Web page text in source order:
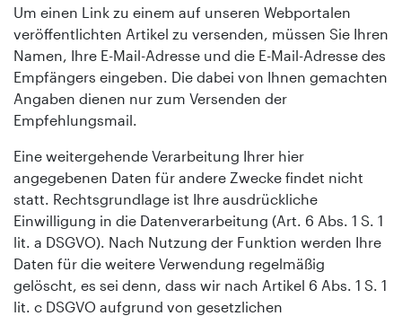
Um einen Link zu einem auf unseren Webportalen
veröffentlichten Artikel zu versenden, müssen Sie Ihren
Namen, Ihre E-Mail-Adresse und die E-Mail-Adresse des
Empfängers eingeben. Die dabei von Ihnen gemachten
Angaben dienen nur zum Versenden der
Empfehlungsmail.
Eine weitergehende Verarbeitung Ihrer hier
angegebenen Daten für andere Zwecke findet nicht
statt. Rechtsgrundlage ist Ihre ausdrückliche
Einwilligung in die Datenverarbeitung (Art. 6 Abs. 1 S. 1
lit. a DSGVO). Nach Nutzung der Funktion werden Ihre
Daten für die weitere Verwendung regelmäßig
gelöscht, es sei denn, dass wir nach Artikel 6 Abs. 1 S. 1
lit. c DSGVO aufgrund von gesetzlichen